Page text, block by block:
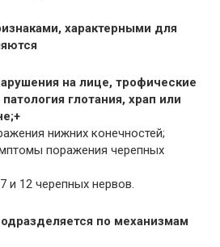
характерными для
на лице, трофические
глотания, храп или
нижних конечностей;
поражения черепных
и 12 черепных нервов.
по механизмам